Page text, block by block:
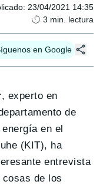
: 23/04/2021 14:35
3 min. lectura
en Google
, experto en
de
en el
(KIT), ha
entrevista
de los